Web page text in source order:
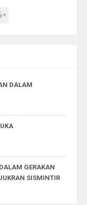
DALAM
GERAKAN
SISMINTIR